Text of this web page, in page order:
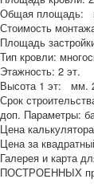
Общая площадь:
Стоимость
Площадь
Тип кровли:
Этажность: 2 эт.
Высота 1 эт:
мм.
Срок
доп. Параметры:
Цена
Цена за
Галерея и карта
ПОСТРОЕННЫХ